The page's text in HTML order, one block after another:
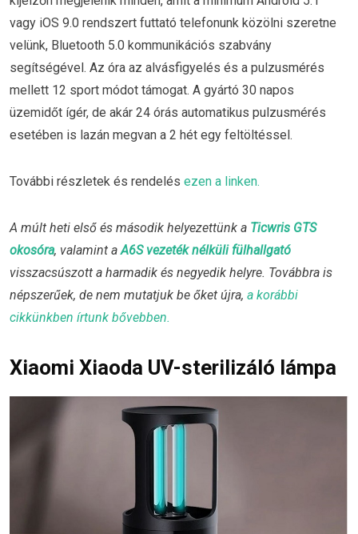
vagy iOS 9.0 rendszert futtató telefonunk közölni szeretne
velünk, Bluetooth 5.0 kommunikációs szabvány
segítségével. Az óra az alvásfigyelés és a pulzusmérés
mellett 12 sport módot támogat. A gyártó 30 napos
üzemidőt ígér, de akár 24 órás automatikus pulzusmérés
esetében is lazán megvan a 2 hét egy feltöltéssel.
További részletek és rendelés ezen a linken.
A múlt heti első és második helyezettünk a Ticwris GTS
okosóra, valamint a A6S vezeték nélküli fülhallgató
visszacsúszott a harmadik és negyedik helyre. Továbbra is
népszerűek, de nem mutatjuk be őket újra, a korábbi
cikkünkben írtunk bővebben.
Xiaomi Xiaoda UV-sterilizáló lámpa